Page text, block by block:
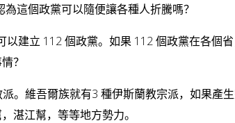
這個政黨可以隨便讓各種人折騰嗎？
建立 112 個政黨。如果 112 個政黨在各個
？
。維吾爾族就有3 種伊斯蘭教宗派，如果產
湛江幫，等等地方勢力。